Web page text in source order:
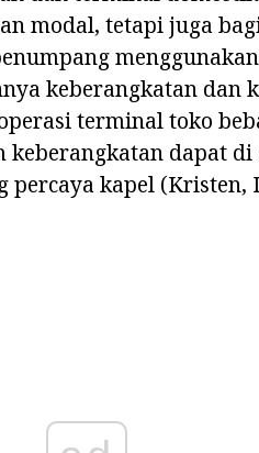
modal, tetapi juga
keberangkatan dan
terminal toko
keberangkatan dapat
kapel (Kristen,